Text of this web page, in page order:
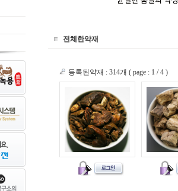
전체한약재
등록된약재 : 314개 ( page : 1 / 4 )